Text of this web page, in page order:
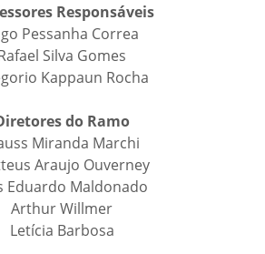
Responsáveis
Pessanha Correa
Silva Gomes
Kappaun Rocha
do Ramo
Miranda Marchi
Araujo Ouverney
Eduardo Maldonado
Arthur Willmer
Letícia Barbosa